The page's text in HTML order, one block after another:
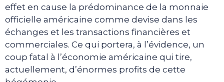
effet en cause la prédominance de la monnaie
officielle américaine comme devise dans les
échanges et les transactions financières et
commerciales. Ce qui portera, à l’évidence, un
coup fatal à l’économie américaine qui tire,
actuellement, d’énormes profits de cette